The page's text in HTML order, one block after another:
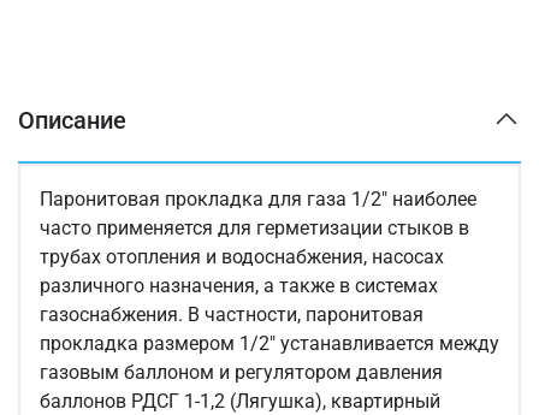
Описание
Паронитовая прокладка для газа 1/2" наиболее
часто применяется для герметизации стыков в
трубах отопления и водоснабжения, насосах
различного назначения, а также в системах
газоснабжения. В частности, паронитовая
прокладка размером 1/2" устанавливается между
газовым баллоном и регулятором давления
баллонов РДСГ 1-1,2 (Лягушка), квартирный